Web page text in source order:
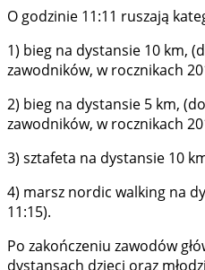
O godzinie 11:11 ruszają
1) bieg na dystansie 10 km,
zawodników, w rocznikach
2) bieg na dystansie 5 km,
zawodników, w rocznikach
3) sztafeta na dystansie 10
4) marsz nordic walking na
11:15).
Po zakończeniu zawodów
dystansach dzieci oraz